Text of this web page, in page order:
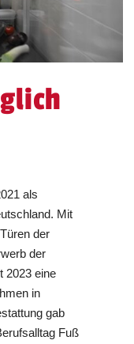
als
Mit
der
der
2023 eine
in
gab
Fuß